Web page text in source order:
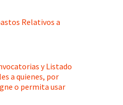
Relativos a
y Listado
a quienes, por
o permita usar